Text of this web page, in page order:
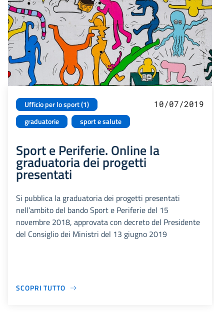
Ufficio per lo sport (1)
graduatorie
sport e salute
10/07/2019
Sport e Periferie. Online la
graduatoria dei progetti
presentati
Si pubblica la graduatoria dei progetti presentati
nell’ambito del bando Sport e Periferie del 15
novembre 2018, approvata con decreto del Presidente
del Consiglio dei Ministri del 13 giugno 2019
SCOPRI TUTTO